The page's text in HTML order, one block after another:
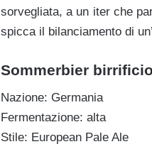
sorvegliata, a un iter che
spicca il bilanciamento di
Sommerbier
Nazione: Germania
Fermentazione: alta
Stile: European Pale Ale